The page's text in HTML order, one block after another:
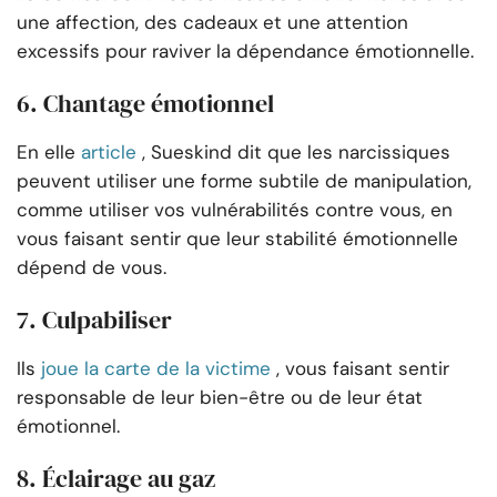
une affection, des cadeaux et une attention
excessifs pour raviver la dépendance émotionnelle.
6. Chantage émotionnel
En elle article , Sueskind dit que les narcissiques
peuvent utiliser une forme subtile de manipulation,
comme utiliser vos vulnérabilités contre vous, en
vous faisant sentir que leur stabilité émotionnelle
dépend de vous.
7. Culpabiliser
Ils joue la carte de la victime , vous faisant sentir
responsable de leur bien-être ou de leur état
émotionnel.
8. Éclairage au gaz